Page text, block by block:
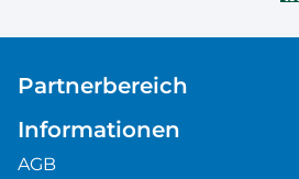
Partnerbereich
Informationen
AGB